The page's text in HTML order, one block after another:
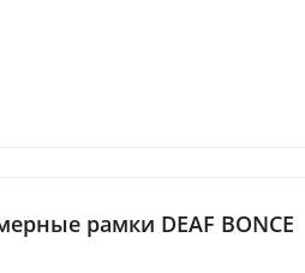
рамки DEAF BONCE